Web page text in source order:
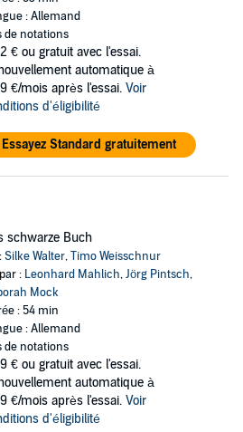
: Allemand
de notations
€ ou gratuit avec l'essai.
automatique à
€/mois après l'essai. Voir
d'éligibilité
Essayez Standard gratuitement
schwarze Buch
Silke Walter,Timo Weisschnur
: Leonhard Mahlich,Jörg Pintsch,
Mock
: 54 min
: Allemand
de notations
€ ou gratuit avec l'essai.
automatique à
€/mois après l'essai. Voir
d'éligibilité